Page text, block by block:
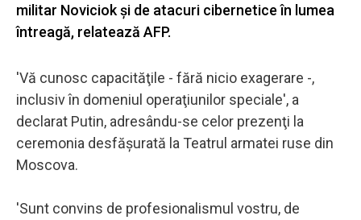
militar Noviciok şi de atacuri cibernetice în lumea
întreagă, relatează AFP.
'Vă cunosc capacităţile - fără nicio exagerare -,
inclusiv în domeniul operaţiunilor speciale', a
declarat Putin, adresându-se celor prezenţi la
ceremonia desfăşurată la Teatrul armatei ruse din
Moscova.
'Sunt convins de profesionalismul vostru, de